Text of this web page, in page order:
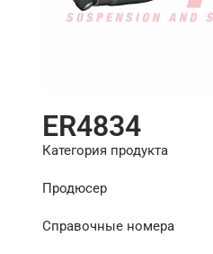
ER4834
Категория продукта
Продюсер
Справочные номера